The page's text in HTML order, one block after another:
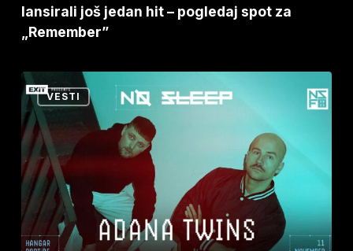
pogledaj
spot
„Remember”
lansirali još jedan hit – pogledaj spot za
„Remember”
Kraljevi
festivalskih
završnica
Adana
Twins
zatvaraju
i
veliku
VESTI